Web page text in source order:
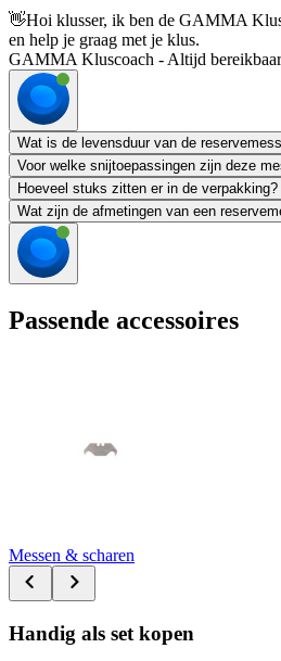
👋Hoi klusser, ik ben de GAMMA
en help je graag met je klus.
GAMMA Kluscoach - Altijd bereikbaar
Wat is de levensduur van de
Voor welke snijtoepassingen zijn deze
Hoeveel stuks zitten er in de verpakking?
Wat zijn de afmetingen van een
Passende accessoires
Messen & scharen
Handig als set kopen